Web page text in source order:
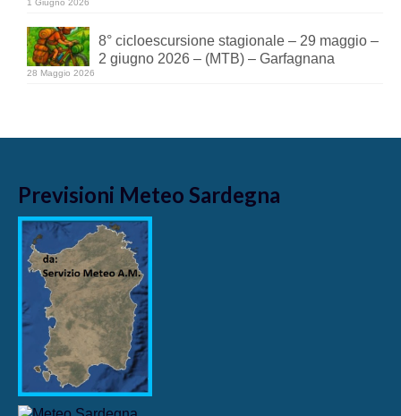
1 Giugno 2026
8° cicloescursione stagionale – 29 maggio –
2 giugno 2026 – (MTB) – Garfagnana
28 Maggio 2026
Previsioni Meteo Sardegna